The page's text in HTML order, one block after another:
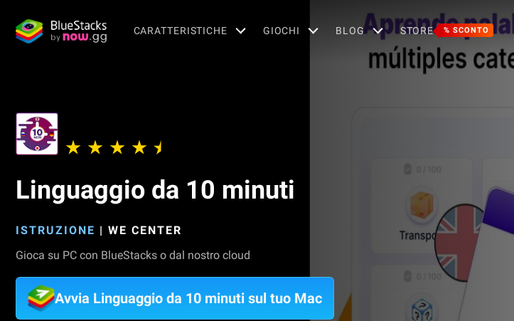
CARATTERISTICHE GIOCHI BLOG STORE % SCONTO
Linguaggio da 10 minuti
ISTRUZIONE | WE CENTER
Gioca su PC con BlueStacks o dal nostro cloud
Avvia Linguaggio da 10 minuti sul tuo Mac